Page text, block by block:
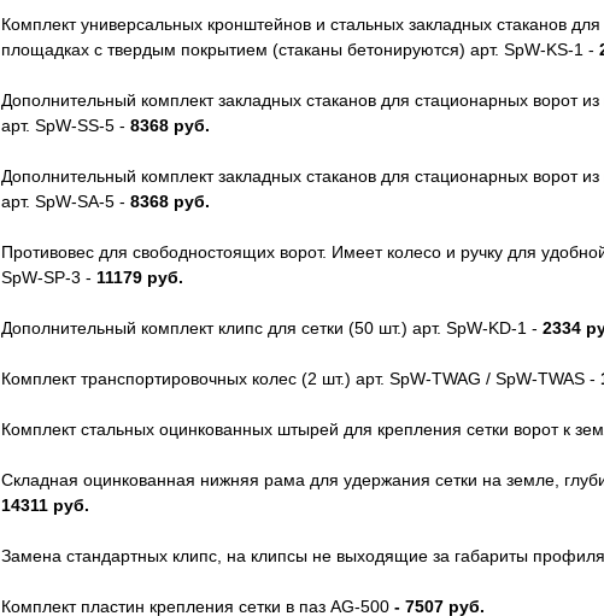
Комплект универсальных кронштейнов и стальных закладных стаканов
площадках с твердым покрытием (стаканы бетонируются) арт. SpW-KS-1 -
Дополнительный комплект закладных стаканов для стационарных ворот
арт. SpW-SS-5 - 8368 руб.
Дополнительный комплект закладных стаканов для стационарных ворот
арт. SpW-SA-5 - 8368 руб.
Противовес для свободностоящих ворот. Имеет колесо и ручку для
SpW-SP-3 - 11179 руб.
Дополнительный комплект клипс для сетки (50 шт.) арт. SpW-KD-1 - 2334
Комплект транспортировочных колес (2 шт.) арт. SpW-TWAG / SpW-TWAS -
Комплект стальных оцинкованных штырей для крепления сетки ворот к
Складная оцинкованная нижняя рама для удержания сетки на земле,
14311 руб.
Замена стандартных клипс, на клипсы не выходящие за габариты
Комплект пластин крепления сетки в паз AG-500 - 7507 руб.